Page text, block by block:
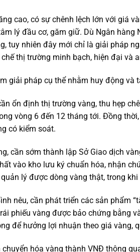
cao, có sự chênh lệch lớn với giá
lý đầu cơ, găm giữ. Dù Ngân
tuy nhiên đây mới chỉ là giải pháp
thị trường minh bạch, hiện đại và
giải pháp cụ thể nhằm huy động và
ổn định thị trường vàng, thu hẹp
vòng 6 đến 12 tháng tới. Đồng
có kiểm soát.
cần sớm thành lập Sở Giao dịch
vào kho lưu ký chuẩn hóa, nhận
lý được dòng vàng thật, trong
nêu, cần phát triển các sản phẩm
phiếu vàng được bảo chứng bằng
để hưởng lợi nhuận theo giá vàng,
hóa vàng thành VNĐ thông